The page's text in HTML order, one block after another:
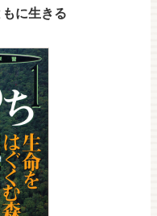
に生きる